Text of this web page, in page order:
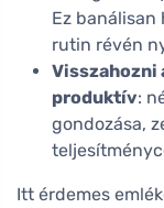
Ez banálisan
rutin révén
Visszahozni
produktív:
gondozása,
Itt érdemes